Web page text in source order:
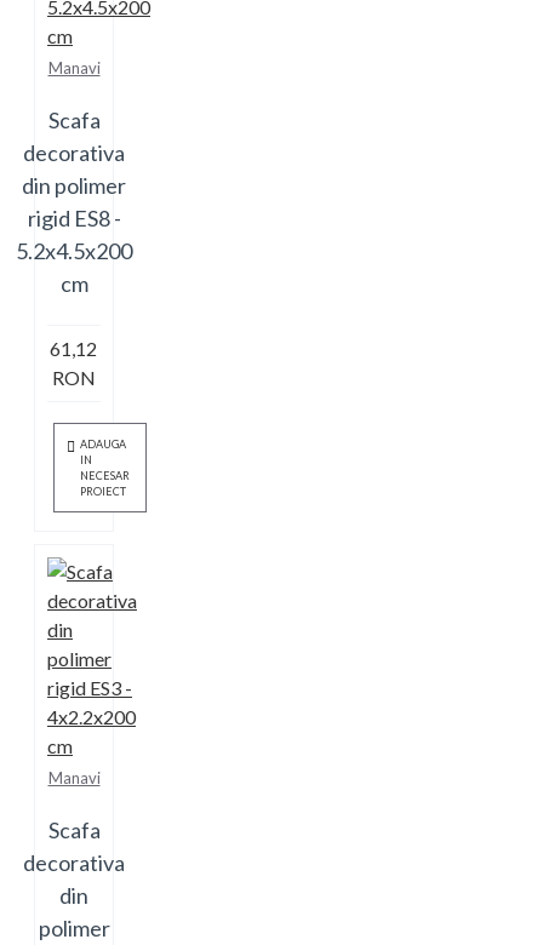
Manavi
Scafa
decorativa
din polimer
rigid ES8 -
5.2x4.5x200
cm
61,12
RON
ADAUGA
IN
NECESAR
PROIECT
Manavi
Scafa
decorativa
din
polimer